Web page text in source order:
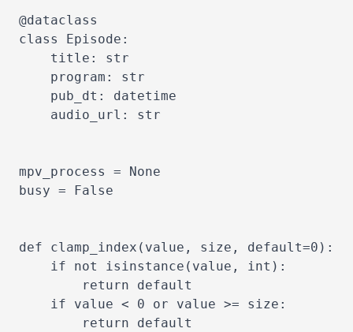
@dataclass
class Episode:
    title: str
    program: str
    pub_dt: datetime
    audio_url: str
mpv_process = None
busy = False
def clamp_index(value, size, default=0):
    if not isinstance(value, int):
        return default
    if value < 0 or value >= size:
        return default